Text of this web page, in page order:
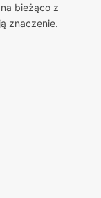
bieżąco z
znaczenie.